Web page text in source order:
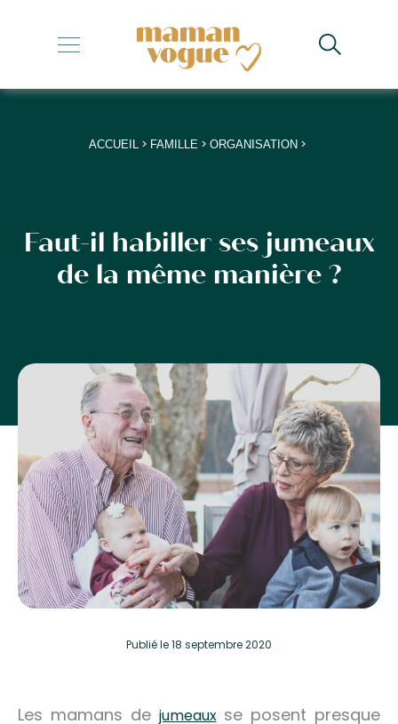
+
+
+
+
ACCUEIL > FAMILLE > ORGANISATION >
Faut-il habiller ses jumeaux
de la même manière ?
Publiéle 18 septembre 2020
Les mamans de jumeauxse posent presque